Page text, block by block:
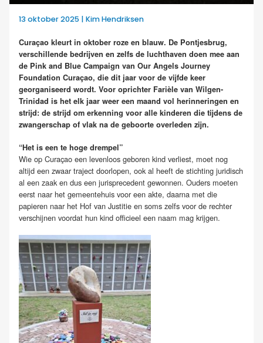
13 oktober 2025 | Kim Hendriksen
Curaçao kleurt in oktober roze en blauw. De Pontjesbrug,
verschillende bedrijven en zelfs de luchthaven doen mee aan
de Pink and Blue Campaign van Our Angels Journey
Foundation Curaçao, die dit jaar voor de vijfde keer
georganiseerd wordt. Voor oprichter Farièle van Wilgen-
Trinidad is het elk jaar weer een maand vol herinneringen en
strijd: de strijd om erkenning voor alle kinderen die tijdens de
zwangerschap of vlak na de geboorte overleden zijn.
“Het is een te hoge drempel”
Wie op Curaçao een levenloos geboren kind verliest, moet nog
altijd een zwaar traject doorlopen, ook al heeft de stichting juridisch
al een zaak en dus een jurisprecedent gewonnen. Ouders moeten
eerst naar het gemeentehuis voor een akte, daarna met die
papieren naar het Hof van Justitie en soms zelfs voor de rechter
verschijnen voordat hun kind officieel een naam mag krijgen.